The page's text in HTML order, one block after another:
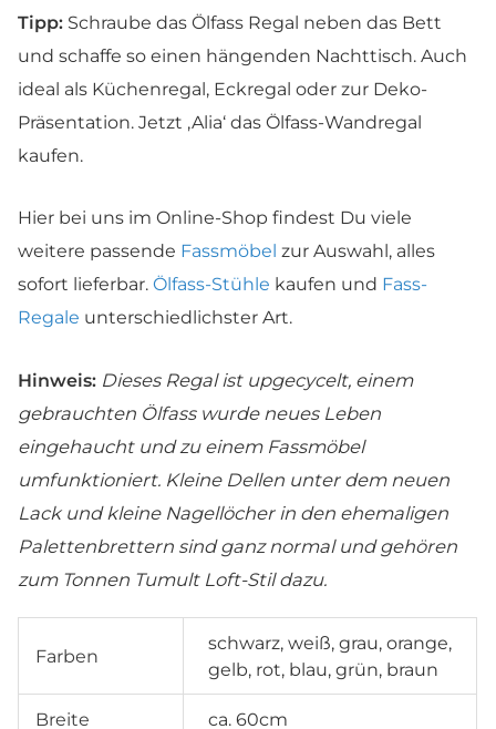
Tipp: Schraube das Ölfass Regal neben das Bett
und schaffe so einen hängenden Nachttisch. Auch
ideal als Küchenregal, Eckregal oder zur Deko-
Präsentation. Jetzt ‚Alia‘ das Ölfass-Wandregal
kaufen.
Hier bei uns im Online-Shop findest Du viele
weitere passende Fassmöbel zur Auswahl, alles
sofort lieferbar.Ölfass-Stühle kaufen und Fass-
Regale unterschiedlichster Art.
Hinweis: Dieses Regal ist upgecycelt, einem
gebrauchten Ölfass wurde neues Leben
eingehaucht und zu einem Fassmöbel
umfunktioniert. Kleine Dellen unter dem neuen
Lack und kleine Nagellöcher in den ehemaligen
Palettenbrettern sind ganz normal und gehören
zum Tonnen Tumult Loft-Stil dazu.
Farben
schwarz, weiß, grau, orange,
gelb, rot, blau, grün, braun
Breite ca. 60cm